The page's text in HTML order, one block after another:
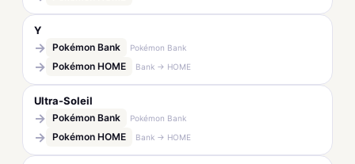
Y
→ Pokémon Bank Pokémon Bank
→ Pokémon HOME Bank → HOME
Ultra-Soleil
→ Pokémon Bank Pokémon Bank
→ Pokémon HOME Bank → HOME